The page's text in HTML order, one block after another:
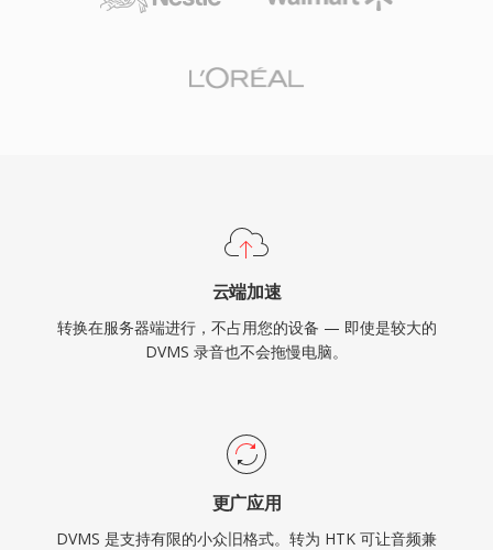
云端加速
转换在服务器端进行，不占用您的设备 — 即使是较大的
DVMS 录音也不会拖慢电脑。
更广应用
DVMS 是支持有限的小众旧格式。转为 HTK 可让音频兼